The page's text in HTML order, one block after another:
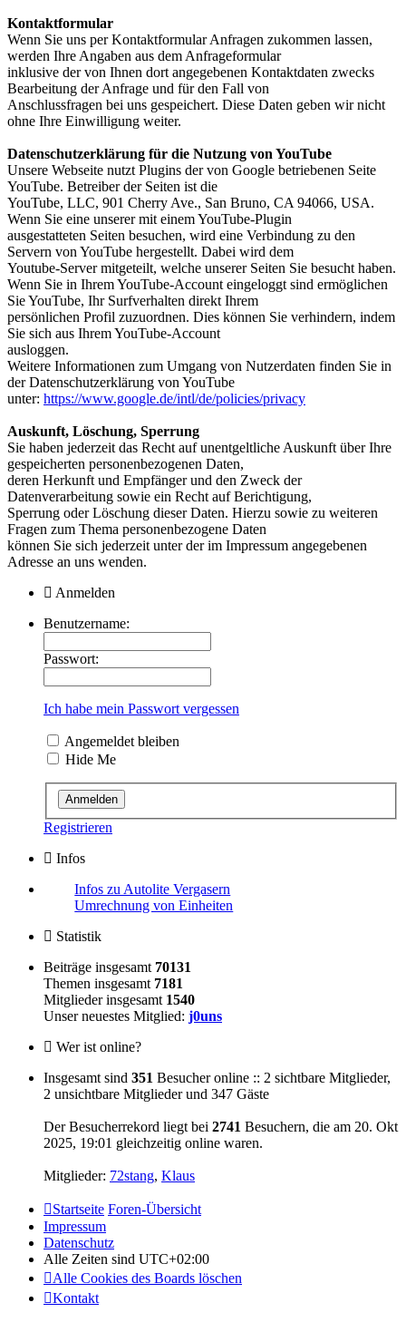
Kontaktformular
Wenn Sie uns per Kontaktformular Anfragen zukommen lassen,
werden Ihre Angaben aus dem Anfrageformular
inklusive der von Ihnen dort angegebenen Kontaktdaten zwecks
Bearbeitung der Anfrage und für den Fall von
Anschlussfragen bei uns gespeichert. Diese Daten geben wir nicht
ohne Ihre Einwilligung weiter.
Datenschutzerklärung für die Nutzung von YouTube
Unsere Webseite nutzt Plugins der von Google betriebenen Seite
YouTube. Betreiber der Seiten ist die
YouTube, LLC, 901 Cherry Ave., San Bruno, CA 94066, USA.
Wenn Sie eine unserer mit einem YouTube-Plugin
ausgestatteten Seiten besuchen, wird eine Verbindung zu den
Servern von YouTube hergestellt. Dabei wird dem
Youtube-Server mitgeteilt, welche unserer Seiten Sie besucht haben.
Wenn Sie in Ihrem YouTube-Account eingeloggt sind ermöglichen
Sie YouTube, Ihr Surfverhalten direkt Ihrem
persönlichen Profil zuzuordnen. Dies können Sie verhindern, indem
Sie sich aus Ihrem YouTube-Account
ausloggen.
Weitere Informationen zum Umgang von Nutzerdaten finden Sie in
der Datenschutzerklärung von YouTube
unter: https://www.google.de/intl/de/policies/privacy
Auskunft, Löschung, Sperrung
Sie haben jederzeit das Recht auf unentgeltliche Auskunft über Ihre
gespeicherten personenbezogenen Daten,
deren Herkunft und Empfänger und den Zweck der
Datenverarbeitung sowie ein Recht auf Berichtigung,
Sperrung oder Löschung dieser Daten. Hierzu sowie zu weiteren
Fragen zum Thema personenbezogene Daten
können Sie sich jederzeit unter der im Impressum angegebenen
Adresse an uns wenden.
Anmelden
Benutzername:
Passwort:
Ich habe mein Passwort vergessen
Angemeldet bleiben
Hide Me
Registrieren
Infos
Infos zu Autolite Vergasern
Umrechnung von Einheiten
Statistik
Beiträge insgesamt 70131
Themen insgesamt 7181
Mitglieder insgesamt 1540
Unser neuestes Mitglied: j0uns
Wer ist online?
Insgesamt sind 351 Besucher online :: 2 sichtbare Mitglieder,
2 unsichtbare Mitglieder und 347 Gäste
Der Besucherrekord liegt bei 2741 Besuchern, die am 20. Okt
2025, 19:01 gleichzeitig online waren.
Mitglieder: 72stang, Klaus
Startseite Foren-Übersicht
Impressum
Datenschutz
Alle Zeiten sind UTC+02:00
Alle Cookies des Boards löschen
Kontakt